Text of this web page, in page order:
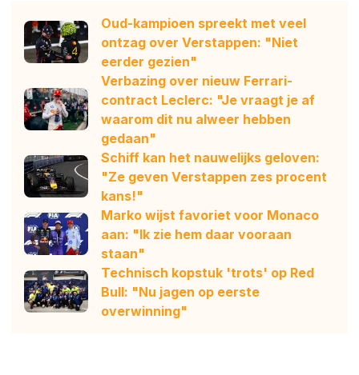
Oud-kampioen spreekt met veel
ontzag over Verstappen: "Niet
eerder gezien"
Verbazing over nieuw Ferrari-
contract Leclerc: "Je vraagt je af
waarom dit nu alweer hebben
gedaan"
Schiff kan het nauwelijks geloven:
"Ze geven Verstappen zes procent
kans!"
Marko wijst favoriet voor Monaco
aan: "Ik zie hem daar vooraan
staan"
Technisch kopstuk 'trots' op Red
Bull: "Nu jagen op eerste
overwinning"